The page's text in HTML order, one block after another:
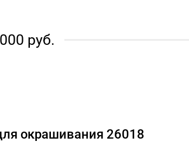
руб.
окрашивания 26018